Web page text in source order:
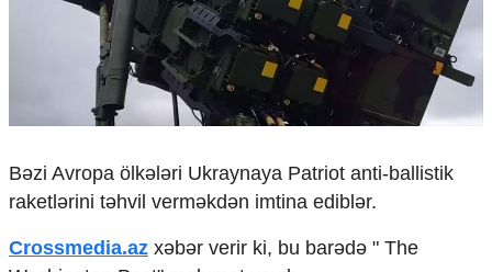
Çarpaz baxış
Geosiyasi
İqtisadi
Araşdırma
Multimedia
Foto
Bəzi Avropa ölkələri Ukraynaya Patriot anti-ballistik
raketlərini təhvil verməkdən imtina ediblər.
Crossmedia.az xəbər verir ki, bu barədə " The